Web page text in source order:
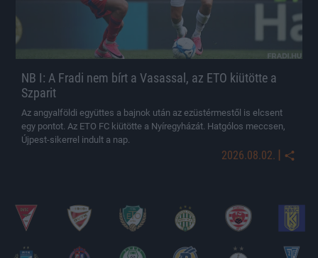
NB I: A Fradi nem bírt a Vasassal, az ETO kiütötte a
Szparit
Az angyalföldi együttes a bajnok után az ezüstérmestől is elcsent
egy pontot. Az ETO FC kiütötte a Nyíregyházát. Hatgólos meccsen,
Újpest-sikerrel indult a nap.
2026.08.02. |